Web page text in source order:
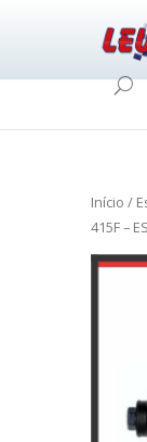
Início /
415F –